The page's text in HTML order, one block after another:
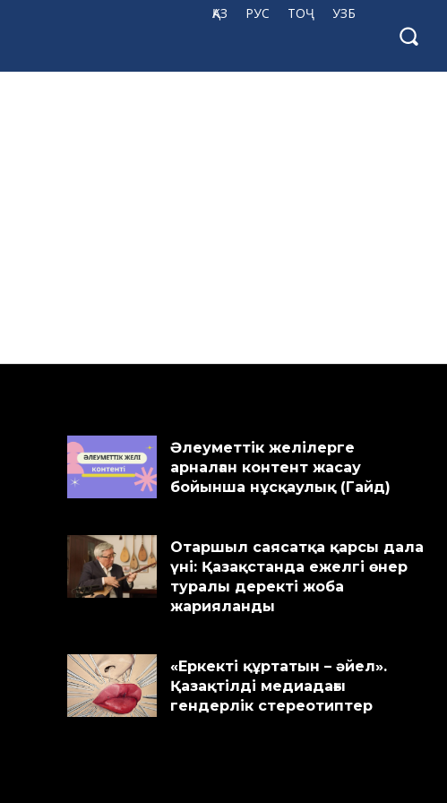
ҚАЗ РУС ТОҶ УЗБ
Әлеуметтік желілерге
арналған контент жасау
бойынша нұсқаулық (Гайд)
Отаршыл саясатқа қарсы дала
үні: Қазақстанда ежелгі өнер
туралы деректі жоба
жарияланды
«Еркекті құртатын – әйел».
Қазақтілді медиадағы
гендерлік стереотиптер